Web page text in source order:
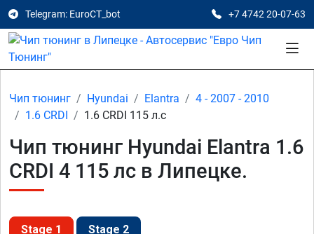
Telegram: EuroCT_bot +7 4742 20-07-63
Чип тюнинг Hyundai Elantra
4 - 2007 - 2010
1.6 CRDI
1.6 CRDI 115 л.с
Чип тюнинг Hyundai Elantra 1.6
CRDI 4 115 лс в Липецке.
Stage 1 Stage 2